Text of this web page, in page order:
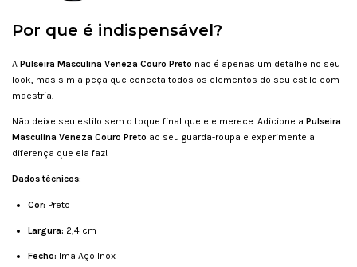
Por que é indispensável?
A Pulseira Masculina Veneza Couro Preto não é apenas um detalhe no seu
look, mas sim a peça que conecta todos os elementos do seu estilo com
maestria.
Não deixe seu estilo sem o toque final que ele merece. Adicione a Pulseira
Masculina Veneza Couro Preto ao seu guarda-roupa e experimente a
diferença que ela faz!
Dados técnicos:
Cor: Preto
Largura: 2,4 cm
Fecho: Imã Aço Inox